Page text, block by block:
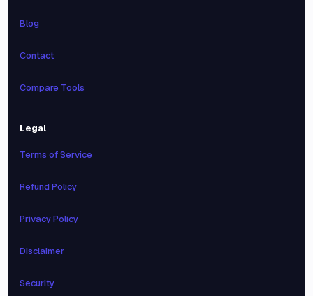
Blog
Contact
Compare Tools
Legal
Terms of Service
Refund Policy
Privacy Policy
Disclaimer
Security